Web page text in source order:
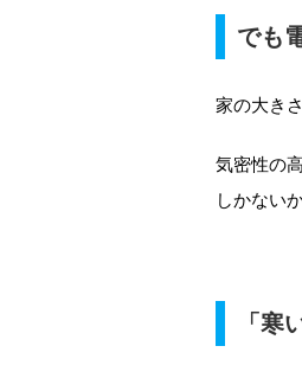
でも
家の大き
気密性の
しかない
「寒